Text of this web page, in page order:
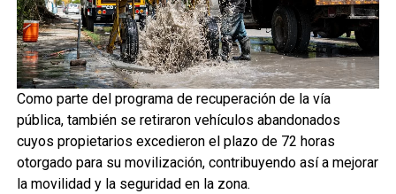
Como parte del programa de recuperación de la vía
pública, también se retiraron vehículos abandonados
cuyos propietarios excedieron el plazo de 72 horas
otorgado para su movilización, contribuyendo así a mejorar
la movilidad y la seguridad en la zona.